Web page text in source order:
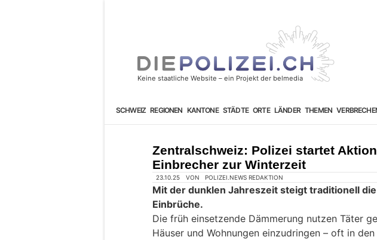
SCHWEIZ REGIONEN KANTONE STÄDTE ORTE LÄNDER THEMEN
Zentralschweiz: Polizei startet
Einbrecher zur Winterzeit
23.10.25 VON POLIZEI.NEWS REDAKTION
Mit der dunklen Jahreszeit steigt traditionell
Einbrüche.
Die früh einsetzende Dämmerung nutzen Täter
Häuser und Wohnungen einzudringen – oft in